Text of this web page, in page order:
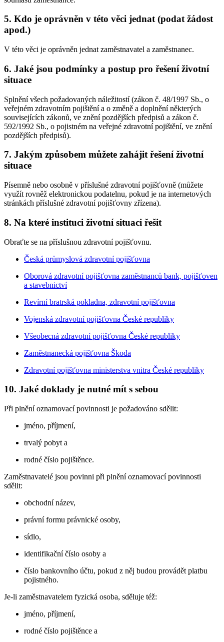
5. Kdo je oprávněn v této věci jednat (podat žádost
apod.)
V této věci je oprávněn jednat zaměstnavatel a zaměstnanec.
6. Jaké jsou podmínky a postup pro řešení životní
situace
Splnění všech požadovaných náležitostí (zákon č. 48/1997 Sb., o
veřejném zdravotním pojištění a o změně a doplnění některých
souvisejících zákonů, ve znění pozdějších předpisů a zákon č.
592/1992 Sb., o pojistném na veřejné zdravotní pojištění, ve znění
pozdějších předpisů).
7. Jakým způsobem můžete zahájit řešení životní
situace
Písemně nebo osobně v příslušné zdravotní pojišťovně (můžete
využít rovněž elektronickou podatelnu, pokud je na internetových
stránkách příslušné zdravotní pojišťovny zřízena).
8. Na které instituci životní situaci řešit
Obraťte se na příslušnou zdravotní pojišťovnu.
Česká průmyslová zdravotní pojišťovna
Oborová zdravotní pojišťovna zaměstnanců bank, pojišťoven
a stavebnictví
Revírní bratrská pokladna, zdravotní pojišťovna
Vojenská zdravotní pojišťovna České republiky
Všeobecná zdravotní pojišťovna České republiky
Zaměstnanecká pojišťovna Škoda
Zdravotní pojišťovna ministerstva vnitra České republiky
10. Jaké doklady je nutné mít s sebou
Při plnění oznamovací povinnosti je požadováno sdělit:
jméno, příjmení,
trvalý pobyt a
rodné číslo pojištěnce.
Zaměstnavatelé jsou povinni při plnění oznamovací povinnosti
sdělit:
obchodní název,
právní formu právnické osoby,
sídlo,
identifikační číslo osoby a
číslo bankovního účtu, pokud z něj budou provádět platbu
pojistného.
Je-li zaměstnavatelem fyzická osoba, sděluje též:
jméno, příjmení,
rodné číslo pojištěnce a